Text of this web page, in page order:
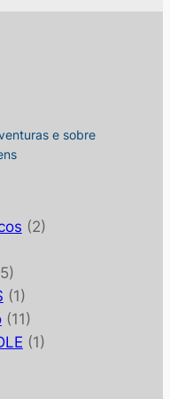
e sobre
(2)
(1)
(11)
(1)